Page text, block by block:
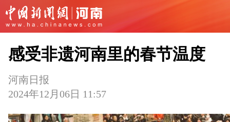
感受非遗河南里的春节温度
河南日报
2024年12月06日 11:57